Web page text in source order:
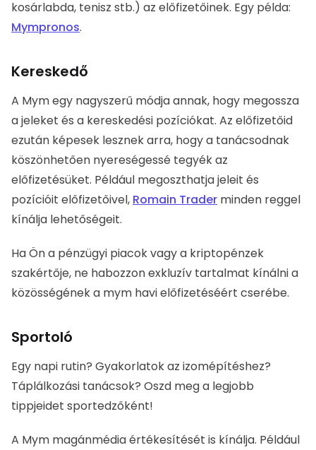
Kereskedő
jeleket és a kereskedési pozíciókat. Az előfizetőid
ezután képesek lesznek arra, hogy a tanácsodnak
köszönhetően nyereségessé tegyék az előfizetésüket.
Például megoszthatja jeleit és pozícióit előfizetőivel,
Romain Traderminden reggel kínálja lehetőségeit.
Ha Ön a pénzügyi piacok vagy a kriptopénzek
szakértője, ne habozzon exkluzív tartalmat kínálni a
közösségének a mym havi előfizetéséért cserébe.
Sportoló
Egy napi rutin? Gyakorlatok az izomépítéshez?
sportedzőként!
A Mym magánmédia értékesítését is kínálja. Például a
havi előfizetés mellett egyéni coachingot is árulhat.
Egy sportedző példája a MYM-on: